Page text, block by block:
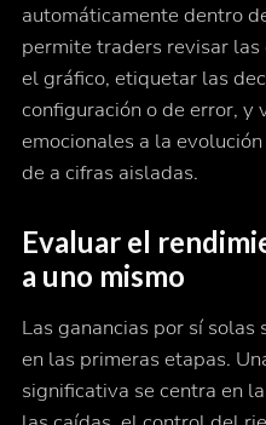
automáticamente dentro
permite traders revisar
el gráfico, etiquetar las
configuración o de error, y
emocionales a la
de a cifras aisladas.
Evaluar el
a uno mismo
Las ganancias por sí
en las primeras etapas.
significativa se centra en